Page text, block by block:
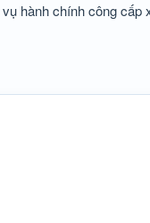
hành chính công cấp